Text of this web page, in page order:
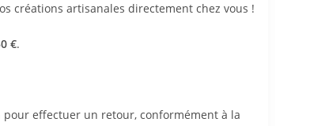
créations artisanales directement chez vous !
€.
effectuer un retour, conformément à la